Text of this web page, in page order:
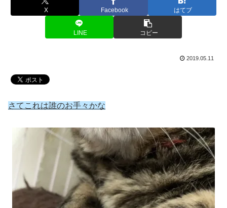
X Facebook はてブ
LINE コピー
2019.05.11
さてこれは誰のお手々かな